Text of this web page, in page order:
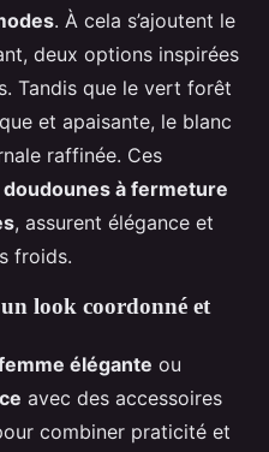
. À cela s’ajoutent le
deux options inspirées
Tandis que le vert forêt
et apaisante, le blanc
raffinée. Ces
doudounes à fermeture
, assurent élégance et
froids.
look coordonné et
élégante ou
avec des accessoires
combiner praticité et